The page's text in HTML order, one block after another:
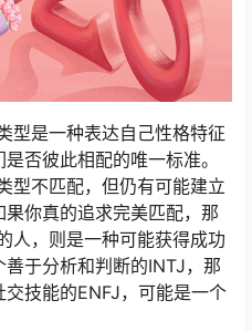
型是一种表达自己性格特征
否彼此相配的唯一标准。
型不匹配，但仍有可能建立
你真的追求完美匹配，那
人，则是一种可能获得成功
于分析和判断的INTJ，那
技能的ENFJ，可能是一个